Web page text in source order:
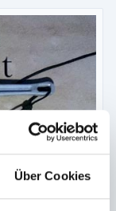
Über Cookies